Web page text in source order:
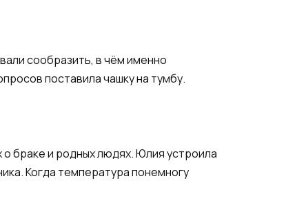
сообразить, в чём именно
поставила чашку на тумбу.
браке и родных людях. Юлия устроила
Когда температура понемногу